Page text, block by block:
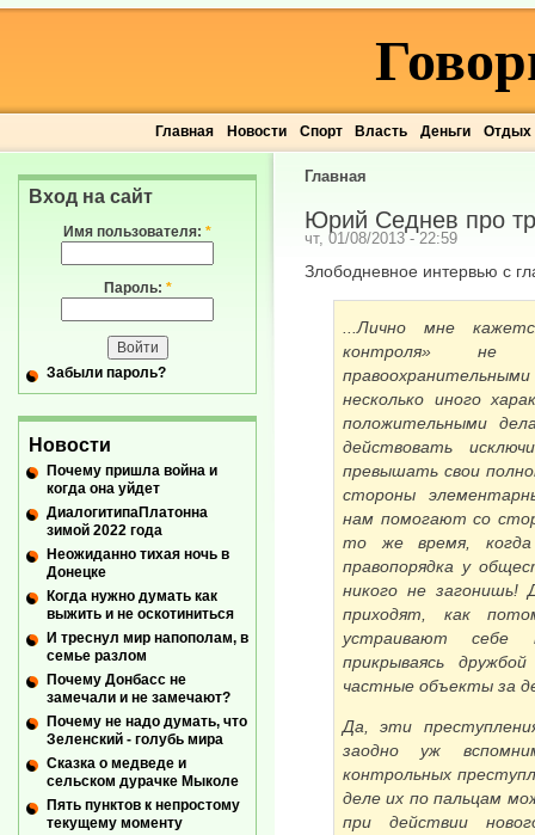
Главная Новости Спорт Власть Деньги Отдых
Главная
Юрий Седнев про
чт, 01/08/2013 - 22:59
Злободневное интервью с
...Лично мне
контроля» не
несколько иного
положительными
действовать
превышать свои
стороны
нам помогают со
то же время,
правопорядка у
никого не загонишь!
приходят, как
устраивают
прикрываясь
частные объекты за
Да, эти
заодно уж
контрольных
деле их по пальцам
при действии
Вход на сайт
Имя пользователя: *
Пароль: *
Забыли пароль?
Новости
Почему пришла война и
когда она уйдет
ДиалогитипаПлатонна
зимой 2022 года
Неожиданно тихая ночь в
Донецке
Когда нужно думать как
выжить и не оскотиниться
И треснул мир напополам, в
семье разлом
Почему Донбасс не
замечали и не замечают?
Почему не надо думать, что
Зеленский - голубь мира
Сказка о медведе и
сельском дурачке Мыколе
Пять пунктов к непростому
текущему моменту